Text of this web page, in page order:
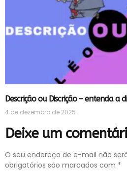
Descrição ou Discrição – entenda a
4 de dezembro de 2025
Deixe um
O seu endereço de e-mail não
obrigatórios são marcados com *